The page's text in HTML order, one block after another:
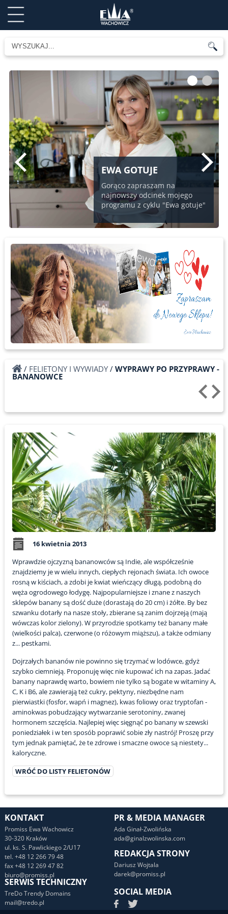
EWA GOTUJE
Gorąco zapraszam na
najnowszy odcinek mojego
programu z cyklu "Ewa gotuje"
1 2
/ FELIETONY I WYWIADY/ WYPRAWY PO PRZYPRAWY -
BANANOWCE
16 kwietnia 2013
Wprawdzie ojczyzną bananowców są Indie, ale współcześnie
znajdziemy je w wielu innych, ciepłych rejonach świata. Ich owoce
rosną w kiściach, a zdobi je kwiat wieńczący długą, podobną do
węża ogrodowego łodygę. Najpopularniejsze i znane z naszych
sklepów banany są dość duże (dorastają do 20 cm) i żółte. By bez
szwanku dotarły na nasze stoły, zbierane są zanim dojrzeją (mają
wówczas kolor zielony). W przyrodzie spotkamy też banany małe
(wielkości palca), czerwone (o różowym miąższu), a także odmiany
z... pestkami.
Dojrzałych bananów nie powinno się trzymać w lodówce, gdyż
szybko ciemnieją. Proponuję więc nie kupować ich na zapas. Jadać
banany naprawdę warto, bowiem nie tylko są bogate w witaminy A,
C, K i B6, ale zawierają też cukry, pektyny, niezbędne nam
pierwiastki (fosfor, wapń i magnez), kwas foliowy oraz tryptofan -
aminokwas pobudzający wytwarzanie serotoniny, zwanej
hormonem szczęścia. Najlepiej więc sięgnąć po banany w szewski
poniedziałek i w ten sposób poprawić sobie zły nastrój! Proszę przy
tym jednak pamiętać, że te zdrowe i smaczne owoce są niestety...
kaloryczne.
WRÓĆ DO LISTY FELIETONÓW
KONTAKT
Promiss Ewa Wachowicz
30-320 Kraków
ul. ks. S. Pawlickiego 2/U17
tel. +48 12 266 79 48
fax +48 12 269 47 82
biuro@promiss.pl
PR & MEDIA MANAGER
Ada Ginał-Zwolińska
ada@ginalzwolinska.com
REDAKCJA STRONY
Dariusz Wojtala
darek@promiss.pl
SOCIAL MEDIA
SERWIS TECHNICZNY
TreDo Trendy Domains
mail@tredo.pl